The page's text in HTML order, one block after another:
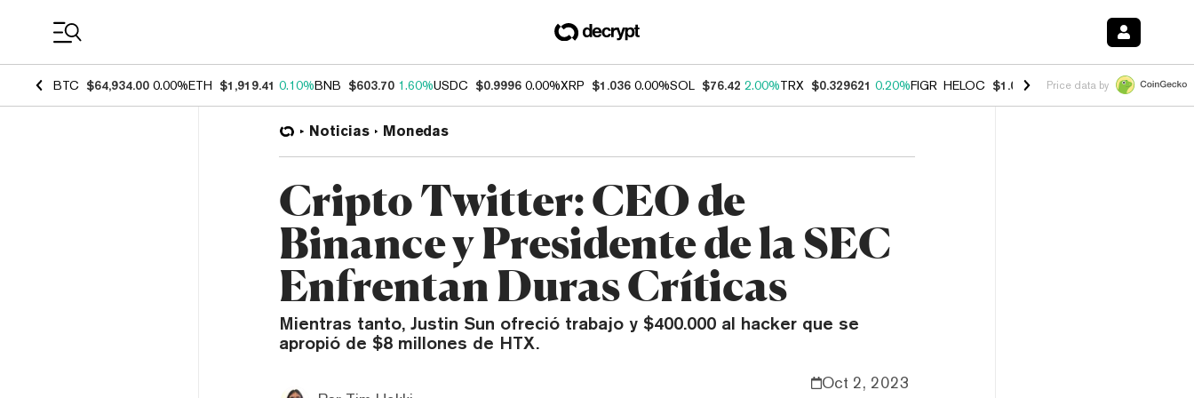
BTC $64,934.00 0.00%ETH $1,919.41 0.10%BNB $603.70 1.60%USDC $0.9996 0.00%XRP $1.036 0.00%SOL $76.42 2.00%TRX $0.329621 0.20%FIGR_HELOC $1.001 -2.70%HYPE $54.50 -
Price data by
Noticias Monedas
Cripto Twitter: CEO de
Binance y Presidente de la SEC
Enfrentan Duras Críticas
Mientras tanto, Justin Sun ofreció trabajo y $400.000 al hacker que se
apropió de $8 millones de HTX.
Oct 2, 2023